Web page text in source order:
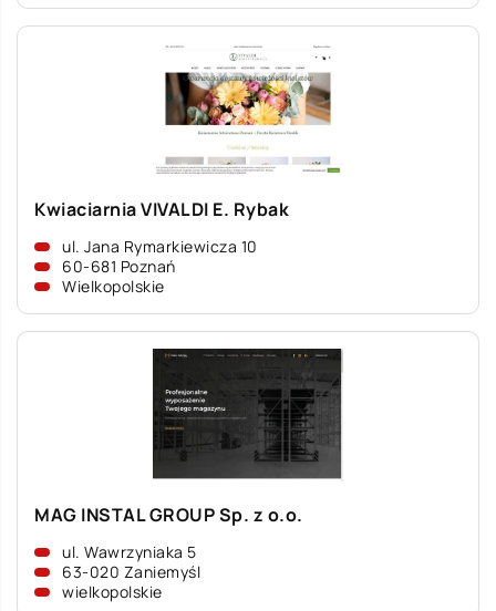
Kwiaciarnia VIVALDI E. Rybak
ul. Jana Rymarkiewicza 10
60-681 Poznań
Wielkopolskie
MAG INSTAL GROUP Sp. z o.o.
ul. Wawrzyniaka 5
63-020 Zaniemyśl
wielkopolskie